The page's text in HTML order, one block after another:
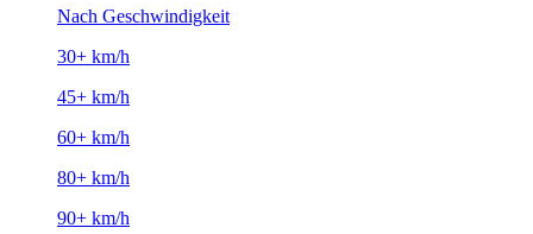
Nach Geschwindigkeit
30+ km/h
45+ km/h
60+ km/h
80+ km/h
90+ km/h